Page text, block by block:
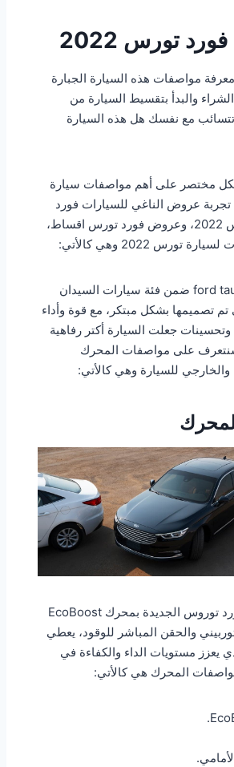
تورس 2022
مواصفات هذه السيارة الجبارة
والبدأ بتقسيط السيارة من
مع نفسك هل هذه السيارة
مختصر على أهم مواصفات سيارة
قبل تجربة عروض الناغي للسيارات فورد
وشراء عرض تورس 2022، وعروض فورد تورس اقساط،
2022 وهي كالأتي:
تصنف ford taurus 2022 ضمن فئة سيارات السيدان
تم تصميمها بشكل مبتكر، مع قوة وأداء
جعلت السيارة أكتر رفاهية
على مواصفات المحرك
والخارجي للسيارة وهي كالأتي:
تم تزويد سيارة فورد توروس الجديدة بمحرك EcoBoost
والحقن المباشر للوقود، يعطي
يعزز مستويات الداء والكفاءة في
المحرك هي كالأتي: